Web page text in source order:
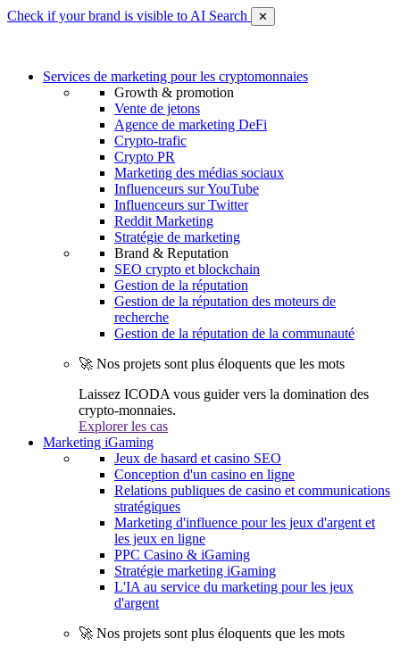
Check if your brand is visible to AI Search ✕
Services de marketing pour les cryptomonnaies
Growth & promotion
Vente de jetons
Agence de marketing DeFi
Crypto-trafic
Crypto PR
Marketing des médias sociaux
Influenceurs sur YouTube
Influenceurs sur Twitter
Reddit Marketing
Stratégie de marketing
Brand & Reputation
SEO crypto et blockchain
Gestion de la réputation
Gestion de la réputation des moteurs de
recherche
Gestion de la réputation de la communauté
🚀 Nos projets sont plus éloquents que les mots
Laissez ICODA vous guider vers la domination des
crypto-monnaies.
Explorer les cas
Marketing iGaming
Jeux de hasard et casino SEO
Conception d'un casino en ligne
Relations publiques de casino et communications
stratégiques
Marketing d'influence pour les jeux d'argent et
les jeux en ligne
PPC Casino & iGaming
Stratégie marketing iGaming
L'IA au service du marketing pour les jeux
d'argent
🚀 Nos projets sont plus éloquents que les mots